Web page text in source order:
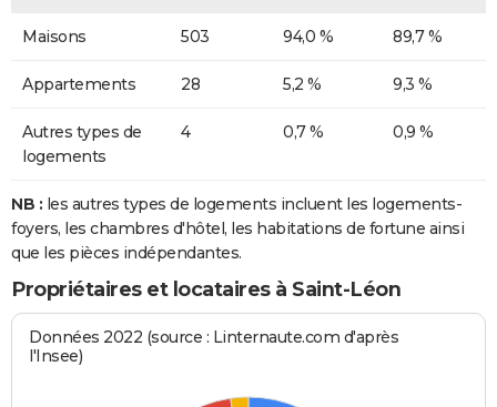
Maisons 503 94,0 % 89,7 %
Appartements 28 5,2 % 9,3 %
Autres types de
logements
4 0,7 % 0,9 %
NB : les autres types de logements incluent les logements-
foyers, les chambres d'hôtel, les habitations de fortune ainsi
que les pièces indépendantes.
Propriétaires et locataires à Saint-Léon
Données 2022 (source : Linternaute.com d'après
l'Insee)